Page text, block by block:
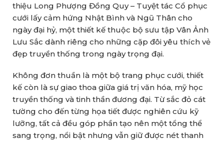
thiệu Long Phượng Đồng Quy – Tuyệt tác Cổ phục
cưới lấy cảm hứng Nhật Bình và Ngũ Thân cho
ngày đại hỷ, một thiết kế thuộc bộ sưu tập Vân Ảnh
Lưu Sắc dành riêng cho những cặp đôi yêu thích vẻ
đẹp truyền thống trong ngày trọng đại.
Không đơn thuần là một bộ trang phục cưới, thiết
kế còn là sự giao thoa giữa giá trị văn hóa, mỹ học
truyền thống và tinh thần đương đại. Từ sắc đỏ cát
tường cho đến từng họa tiết được nghiên cứu kỹ
lưỡng, tất cả đều góp phần tạo nên một tổng thể
sang trọng, nổi bật nhưng vẫn giữ được nét thanh